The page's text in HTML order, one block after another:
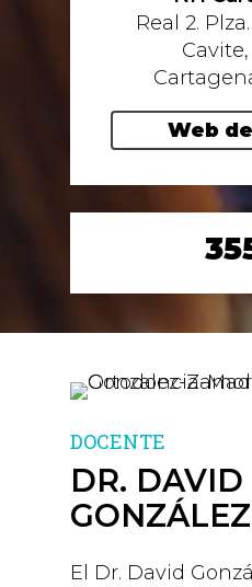
Real 2.
Cavite,
Web
DOCENTE
DR. DAVID
El Dr. David